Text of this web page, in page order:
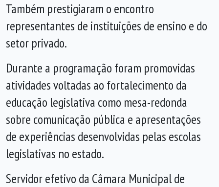
Também prestigiaram o encontro
representantes de instituições de ensino e do
setor privado.
Durante a programação foram promovidas
atividades voltadas ao fortalecimento da
educação legislativa como mesa-redonda
sobre comunicação pública e apresentações
de experiências desenvolvidas pelas escolas
legislativas no estado.
Servidor efetivo da Câmara Municipal de